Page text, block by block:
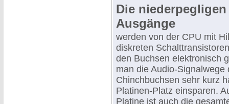
Die
Ausgänge
werden von der CPU mit
diskreten
den Buchsen elektronisch
man die Audio-Signalwege
Chinchbuchsen sehr kurz
Platinen-Platz einsparen.
Platine ist auch die